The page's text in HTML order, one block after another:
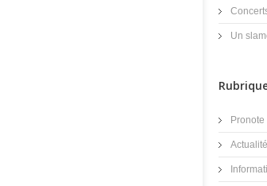
Un
Pronote
Actualité